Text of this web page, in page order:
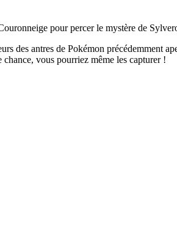
pour percer le mystère de
des antres de Pokémon précédemment
vous pourriez même les capturer !